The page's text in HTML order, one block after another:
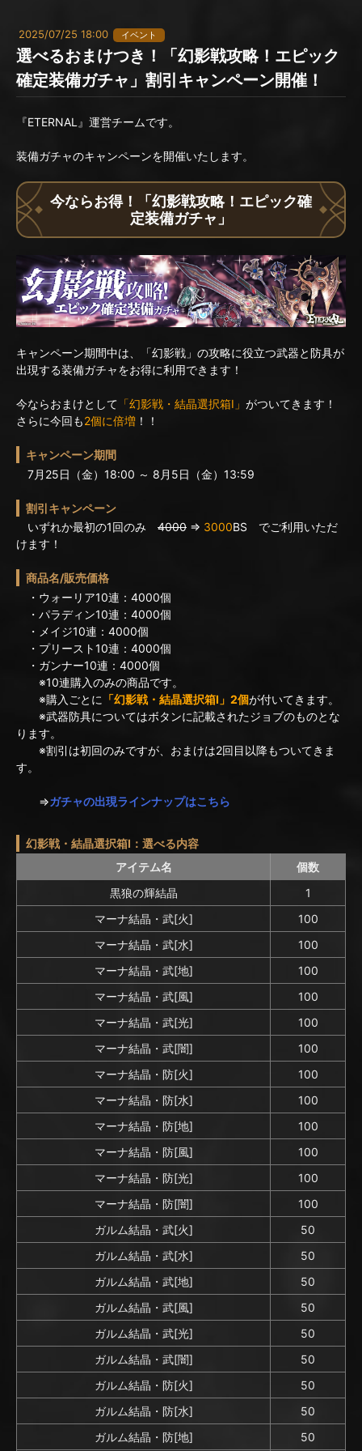
2025/07/25 18:00 イベント
選べるおまけつき！「幻影戦攻略！エピック
確定装備ガチャ」割引キャンペーン開催！
『ETERNAL』運営チームです。
装備ガチャのキャンペーンを開催いたします。
今ならお得！「幻影戦攻略！エピック確
定装備ガチャ」
キャンペーン期間中は、「幻影戦」の攻略に役立つ武器と防具が
出現する装備ガチャをお得に利用できます！
今ならおまけとして 「幻影戦・結晶選択箱I」 がついてきます！
さらに今回も2個に倍増 ！！
キャンペーン期間
7月25日（金）18:00 ～ 8月5日（金）13:59
割引キャンペーン
いずれか最初の1回のみ 4000 ⇒ 3000BS でご利用いただ
けます！
商品名/販売価格
・ウォーリア10連：4000個
・パラディン10連：4000個
・メイジ10連：4000個
・プリースト10連：4000個
・ガンナー10連：4000個
※10連購入のみの商品です。
※購入ごとに 「幻影戦・結晶選択箱I」2個が付いてきます。
※武器防具についてはボタンに記載されたジョブのものとな
ります。
※割引は初回のみですが、おまけは2回目以降もついてきま
す。
⇒ガチャの出現ラインナップはこちら
幻影戦・結晶選択箱I：選べる内容
アイテム名
個数
黒狼の輝結晶
1
マーナ結晶・武[火]
100
マーナ結晶・武[水]
100
マーナ結晶・武[地]
100
マーナ結晶・武[風]
100
マーナ結晶・武[光]
100
マーナ結晶・武[闇]
100
マーナ結晶・防[火]
100
マーナ結晶・防[水]
100
マーナ結晶・防[地]
100
マーナ結晶・防[風]
100
マーナ結晶・防[光]
100
マーナ結晶・防[闇]
100
ガルム結晶・武[火]
50
ガルム結晶・武[水]
50
ガルム結晶・武[地]
50
ガルム結晶・武[風]
50
ガルム結晶・武[光]
50
ガルム結晶・武[闇]
50
ガルム結晶・防[火]
50
ガルム結晶・防[水]
50
ガルム結晶・防[地]
50